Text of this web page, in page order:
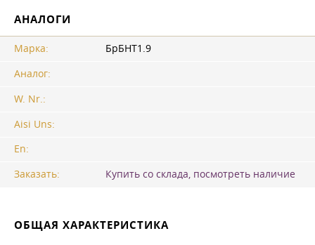
АНАЛОГИ
Марка:
БрБНТ1.9
Аналог:
W. Nr.:
Aisi Uns:
En:
Заказать:
Купить со склада, посмотреть наличие
ОБЩАЯ ХАРАКТЕРИСТИКА